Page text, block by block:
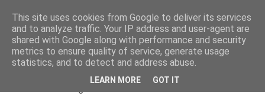
Ayuntamiento de
Guadiana
This site uses cookies from Google to deliver its services
and to analyze traffic. Your IP address and user-agent are
shared with Google along with performance and security
metrics to ensure quality of service, generate usage
statistics, and to detect and address abuse.
LEARN MORE GOT IT